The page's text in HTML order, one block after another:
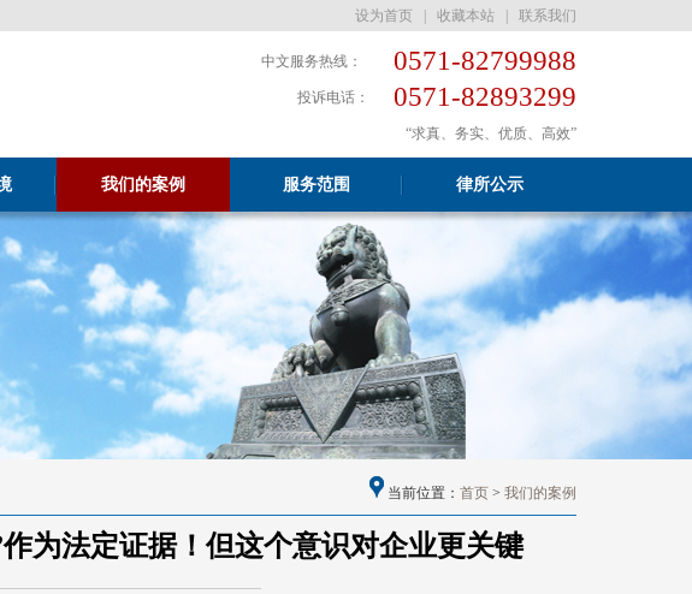
设为首页 收藏本站 联系我们
中文服务热线： 0571-82799988
投诉电话： 0571-82893299
“求真、务实、优质、高效”
我们的案例 服务范围 律所公示
当前位置： 首页 > 我们的案例
为法定证据！但这个意识对企业更关键